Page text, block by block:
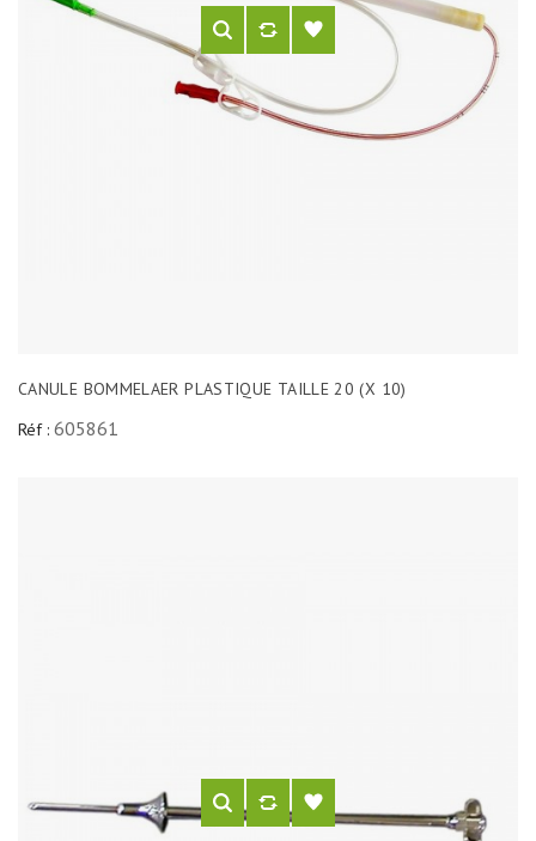
CANULE BOMMELAER PLASTIQUE TAILLE 20 (X 10)
Réf : 605861